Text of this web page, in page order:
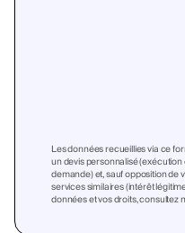
Les données recueillies via ce
un devis personnalisé
demande) et, sauf opposition de
services similaires (intérêt
données et vos droits, consultez